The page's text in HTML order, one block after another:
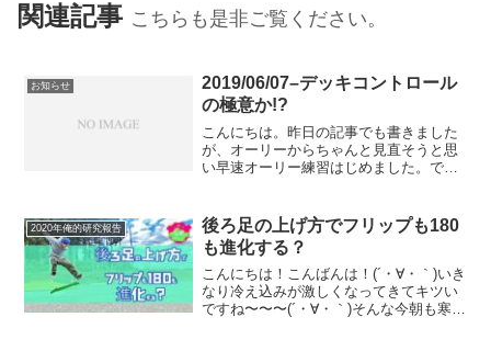
関連記事 こちらも是非ご覧ください。
お知らせ
2019/06/07–デッキコントロール
の極意か!?
こんにちは。昨日の記事でも書きました
が、オーリーからちゃんと見直そうと思
い早速オーリー練習はじめました。で、
を意識して練習しました。そしたらびっ
くり。それをちゃんと意識...
2020年俺的研究報告
後ろ足の上げ方でフリップも180
も進化する？
こんにちは！こんばんは！(´・∀・｀)いき
なり冷え込みが激しくなってきてキツい
ですね〜〜〜(´・∀・｀)そんな今朝も寒い